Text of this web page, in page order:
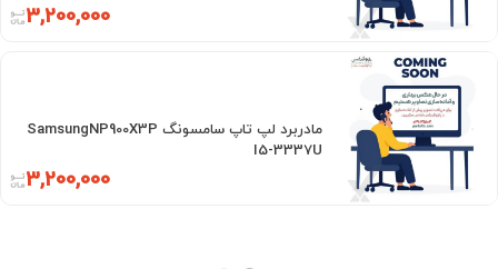
3,200,000
مادربرد لپ تاپ سامسونگ SamsungNP900X3P
I5-3337U
3,200,000